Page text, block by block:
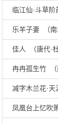
临江仙·斗草阶
乐羊子妻 （南
佳人 （唐代·杜
冉冉孤生竹 （
减字木兰花·天
凤凰台上忆吹